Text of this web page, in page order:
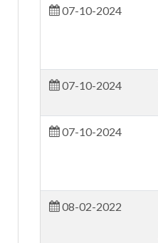
07-10-2024
07-10-2024
07-10-2024
08-02-2022